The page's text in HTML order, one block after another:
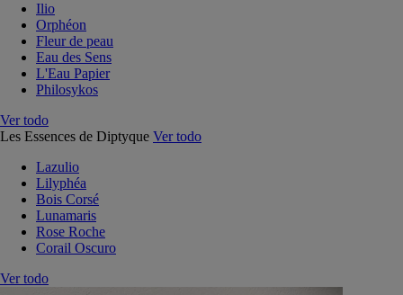
Ilio
Orphéon
Fleur de peau
Eau des Sens
L'Eau Papier
Philosykos
Ver todo
Les Essences de Diptyque Ver todo
Lazulio
Lilyphéa
Bois Corsé
Lunamaris
Rose Roche
Corail Oscuro
Ver todo